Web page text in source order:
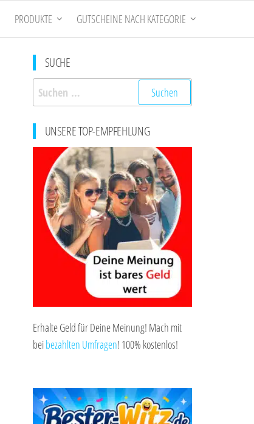
PRODUKTE GUTSCHEINE NACH KATEGORIE
SUCHE
Suchen
nach:
UNSERE TOP-EMPFEHLUNG
Erhalte Geld für Deine Meinung! Mach mit
beibezahlten Umfragen! 100% kostenlos!